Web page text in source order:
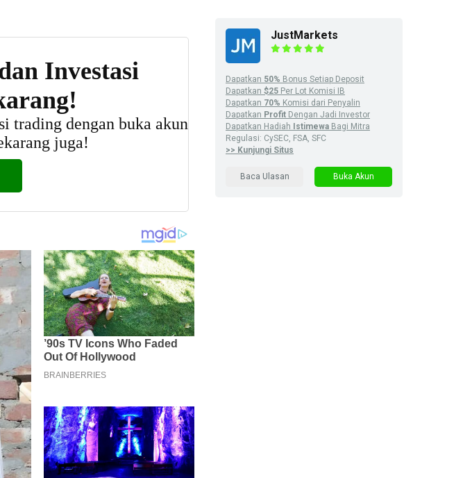
JustMarkets
Dapatkan 50% Bonus Setiap Deposit
Dapatkan $25 Per Lot Komisi IB
Dapatkan 70% Komisi dari Penyalin
Dapatkan Profit Dengan Jadi Investor
Dapatkan Hadiah
Istimewa Bagi Mitra
Regulasi: CySEC, FSA, SFC
>> Kunjungi Situs
Baca Ulasan Buka Akun